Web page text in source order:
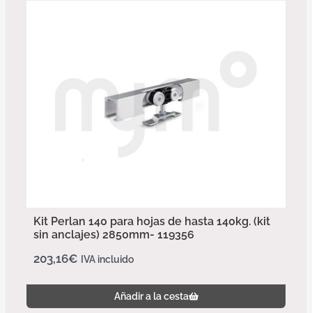
Kit Perlan 140 para hojas de hasta 140kg. (kit
sin anclajes) 2850mm- 119356
203,16€ IVA incluido
Añadir a la cesta